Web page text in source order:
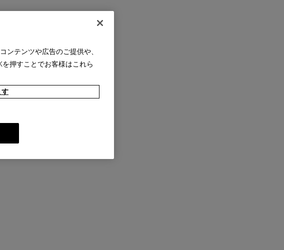
ンテンツや広告のご提供や、
押すことでお客様はこれら
す